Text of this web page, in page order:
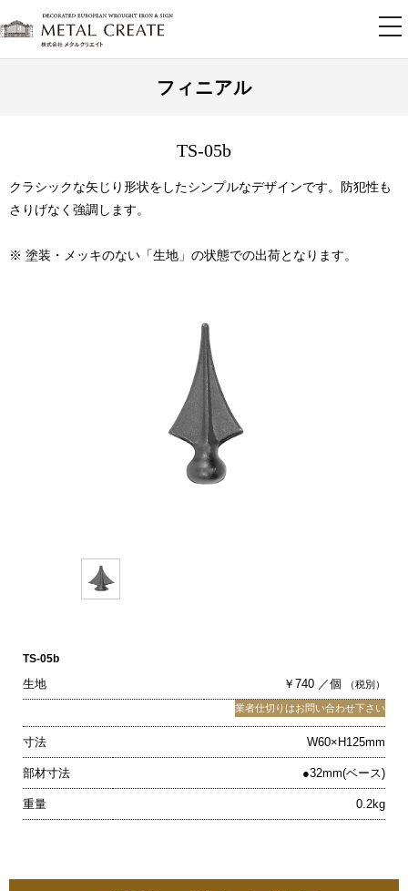
フィニアル
TS-05b
クラシックな矢じり形状をしたシンプルなデザインです。防犯性も
さりげなく強調します。
※ 塗装・メッキのない「生地」の状態での出荷となります。
TS-05b
生地 ￥740 ／個 （税別）
業者仕切りはお問い合わせ下さい
寸法 W60×H125mm
部材寸法 ●32mm(ベース)
重量 0.2kg